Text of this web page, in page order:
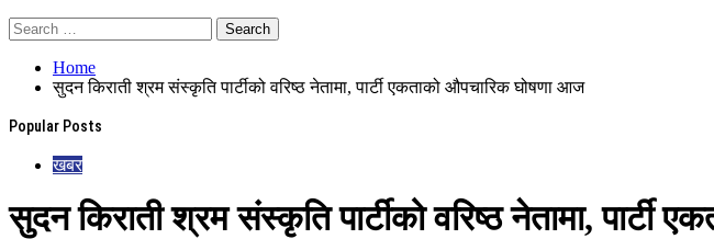
Home
सुदन किराती श्रम संस्कृति पार्टीको वरिष्ठ नेतामा, पार्टी एकताको औपचारिक घोषणा आज
Popular Posts
खबर
सुदन किराती श्रम संस्कृति पार्टीको वरिष्ठ नेतामा, पार्टी